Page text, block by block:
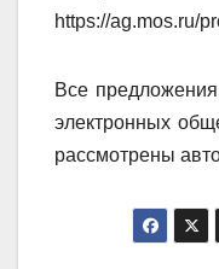
https://ag.mos.ru/
Все
электронных
рассмотрены